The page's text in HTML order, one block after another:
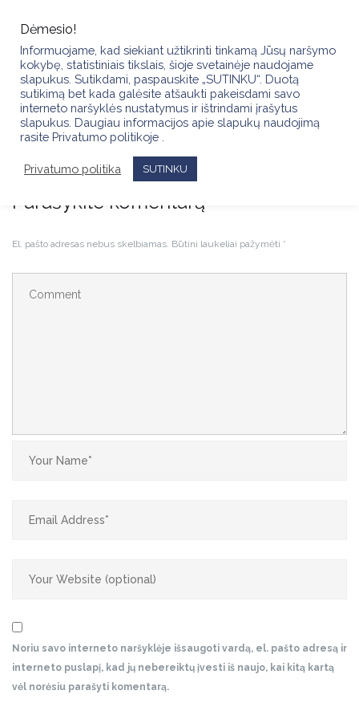
content
GRANDPRIXTAURE2025115 (8)
Parašykite komentarą
El. pašto adresas nebus skelbiamas. Būtini laukeliai pažymėti *
Noriu savo interneto naršyklėje išsaugoti vardą, el. pašto adresą ir
interneto puslapį, kad jų nebereiktų įvesti iš naujo, kai kitą kartą
vėl norėsiu parašyti komentarą.
Dėmesio!
Informuojame, kad siekiant užtikrinti tinkamą Jūsų naršymo
kokybę, statistiniais tikslais, šioje svetainėje naudojame
slapukus. Sutikdami, paspauskite „SUTINKU“. Duotą
sutikimą bet kada galėsite atšaukti pakeisdami savo
interneto naršyklės nustatymus ir ištrindami įrašytus
slapukus. Daugiau informacijos apie slapukų naudojimą
rasite Privatumo politikoje .
Privatumo politika SUTINKU